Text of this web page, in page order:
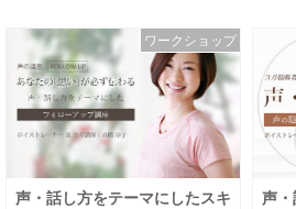
声・話し方をテーマにしたスキ
ワークショップ
声・